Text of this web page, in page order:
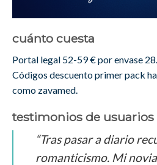
cuánto cuesta
Portal legal 52-59 € por envase
Códigos descuento primer pack
como zavamed.
testimonios de usuarios
“Tras pasar a diario
romanticismo. Mi